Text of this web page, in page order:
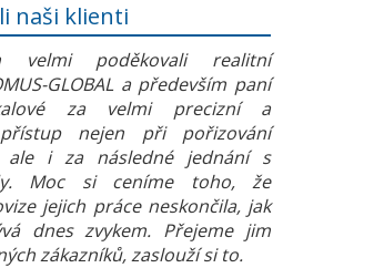
naši klienti
velmi poděkovali realitní
GLOBAL a především paní
za velmi precizní a
nejen při pořizování
i za následné jednání s
Moc si ceníme toho, že
jejich práce neskončila, jak
dnes zvykem. Přejeme jim
zákazníků, zaslouží si to.